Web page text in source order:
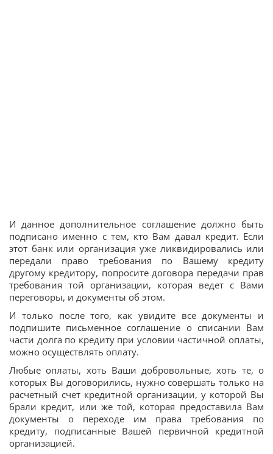
И данное дополнительное соглашение должно быть
подписано именно с тем, кто Вам давал кредит. Если
этот банк или организация уже ликвидировались или
передали право требования по Вашему кредиту
другому кредитору, попросите договора передачи прав
требования той организации, которая ведет с Вами
переговоры, и документы об этом.
И только после того, как увидите все документы и
подпишите письменное соглашение о списании Вам
части долга по кредиту при условии частичной оплаты,
можно осуществлять оплату.
Любые оплаты, хоть Ваши добровольные, хоть те, о
которых Вы договорились, нужно совершать только на
расчетный счет кредитной организации, у которой Вы
брали кредит, или же той, которая предоставила Вам
документы о переходе им права требования по
кредиту, подписанные Вашей первичной кредитной
организацией.